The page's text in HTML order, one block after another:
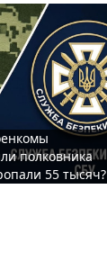
полковника
55 тысяч?